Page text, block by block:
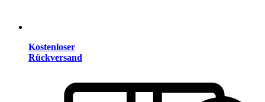
Kostenloser
Rückversand